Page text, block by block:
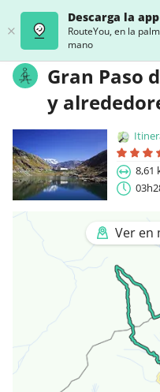
Descarga la app
RouteYou, en la
mano
Gran Paso
y
8,61
Ver en